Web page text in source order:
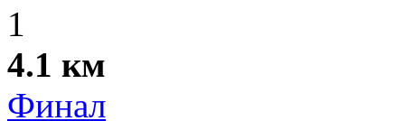
1
4.1 км
Финал